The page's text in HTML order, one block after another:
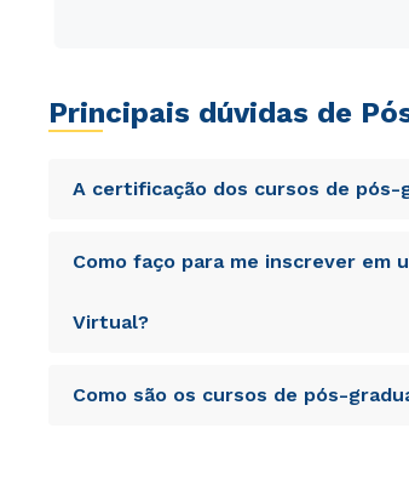
Principais dúvidas de
A certificação dos cursos de pós-
totam rem aperiam, eaque ipsa quae
consequuntur magni dolores eos qui
Como faço para me inscrever em
Virtual?
totam rem aperiam, eaque ipsa quae
Como são os cursos de pós-